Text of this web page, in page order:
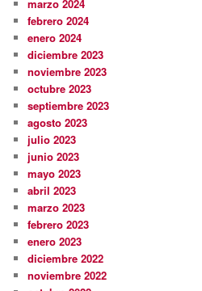
marzo 2024
febrero 2024
enero 2024
diciembre 2023
noviembre 2023
octubre 2023
septiembre 2023
agosto 2023
julio 2023
junio 2023
mayo 2023
abril 2023
marzo 2023
febrero 2023
enero 2023
diciembre 2022
noviembre 2022